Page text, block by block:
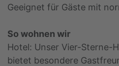
Geeignet für Gäste mit
So wohnen wir
Hotel: Unser Vier-Sterne-
bietet besondere